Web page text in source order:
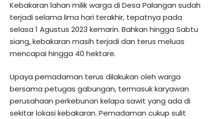
Kebakaran lahan milik warga di Desa Palangan sudah
terjadi selama lima hari terakhir, tepatnya pada
selasa 1 Agustus 2023 kemarin. Bahkan hingga Sabtu
siang, kebakaran masih terjadi dan terus meluas
mencapai hingga 40 hektare.
Upaya pemadaman terus dilakukan oleh warga
bersama petugas gabungan, termasuk karyawan
perusahaan perkebunan kelapa sawit yang ada di
sekitar lokasi kebakaran. Pemadaman cukup sulit